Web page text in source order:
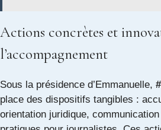
Actions concrètes et
l’accompagnement
Sous la présidence d’Emmanuelle,
place des dispositifs tangibles :
orientation juridique,